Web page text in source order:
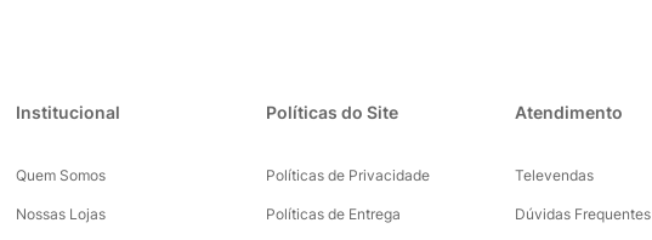
Institucional
Quem Somos
Nossas Lojas
Políticas do Site
Políticas de Privacidade
Políticas de Entrega
Atendimento
Televendas
Dúvidas Frequentes